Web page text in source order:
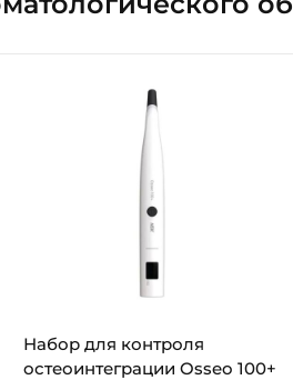
Набор для контроля
остеоинтеграции Osseo 100+